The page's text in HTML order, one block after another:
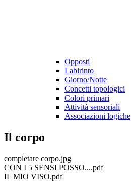
Opposti
Labirinto
Giorno/Notte
Concetti topologici
Colori primari
Attività sensoriali
Associazioni logiche
Il corpo
completare corpo.jpg
CON I 5 SENSI POSSO....pdf
IL MIO VISO.pdf